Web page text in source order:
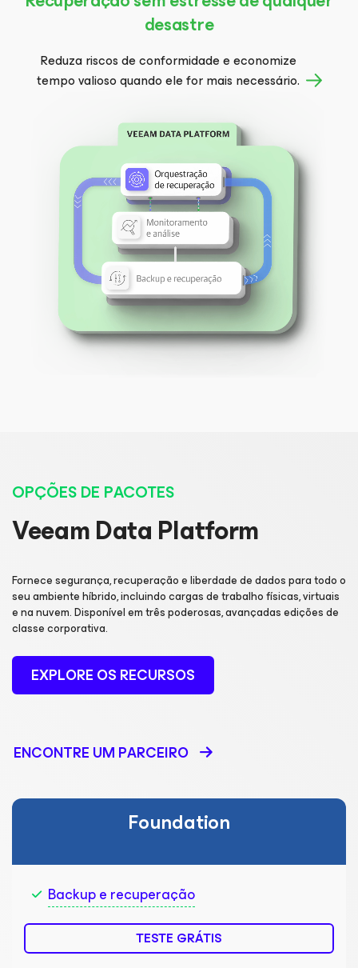
desastre
Reduza riscos de conformidade e economize
tempo valioso quando ele for mais necessário.
OPÇÕES DE PACOTES
Veeam Data Platform
Fornece segurança, recuperação e liberdade de dados para todo o
seu ambiente híbrido, incluindo cargas de trabalho físicas, virtuais
e na nuvem. Disponível em três poderosas, avançadas edições de
classe corporativa.
EXPLORE OS RECURSOS
ENCONTRE UM PARCEIRO
Foundation
Backup e recuperação
TESTE GRÁTIS